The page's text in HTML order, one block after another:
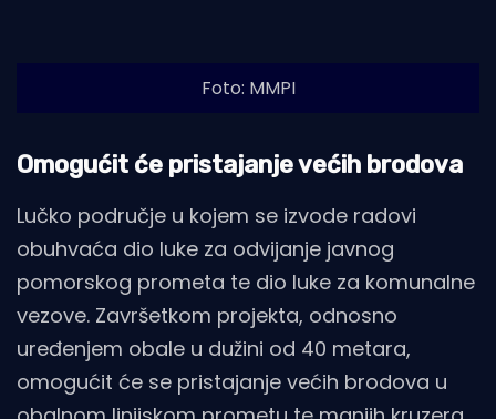
Foto: MMPI
Omogućit će pristajanje većih brodova
Lučko područje u kojem se izvode radovi
obuhvaća dio luke za odvijanje javnog
pomorskog prometa te dio luke za komunalne
vezove. Završetkom projekta, odnosno
uređenjem obale u dužini od 40 metara,
omogućit će se pristajanje većih brodova u